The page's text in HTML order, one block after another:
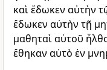
καὶ ἔδωκεν αὐτὴν
ἔδωκεν αὐτὴν τῇ
μαθηταὶ αὐτοῦ
ἔθηκαν αὐτὸ ἐν